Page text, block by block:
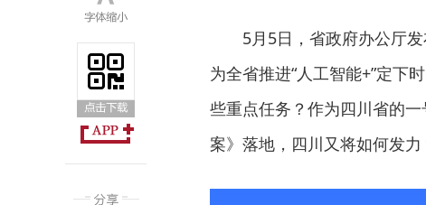
5月5日，省政府办公厅
为全省推进“人工智能+”定下
些重点任务？作为四川省的
案》落地，四川又将如何发力